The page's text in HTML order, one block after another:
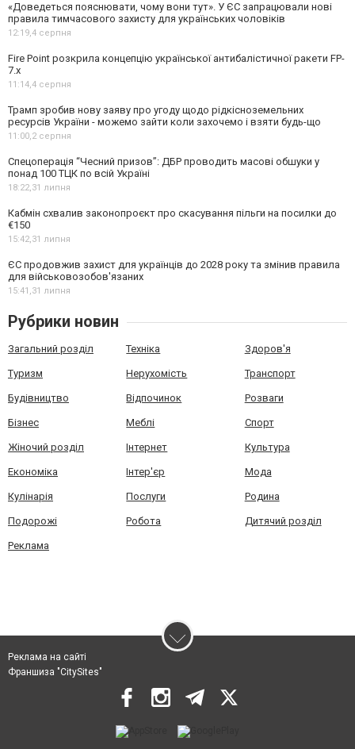
«Доведеться пояснювати, чому вони тут». У ЄС запрацювали нові
правила тимчасового захисту для українських чоловіків
12:19,4 серпня
Fire Point розкрила концепцію української антибалістичної ракети FP-
7.x
11:14,4 серпня
Трамп зробив нову заяву про угоду щодо рідкісноземельних
ресурсів України - можемо зайти коли захочемо і взяти будь-що
11:00,2 серпня
Спецоперація “Чесний призов”: ДБР проводить масові обшуки у
понад 100 ТЦК по всій Україні
18:22,31 липня
Кабмін схвалив законопроєкт про скасування пільги на посилки до
€150
15:42,31 липня
ЄС продовжив захист для українців до 2028 року та змінив правила
для військовозобов'язаних
15:41,31 липня
Рубрики новин
Загальний розділ Техніка Здоров'я
Туризм Нерухомість Транспорт
Будівництво Відпочинок Розваги
Бізнес Меблі Спорт
Жіночий розділ Інтернет Культура
Економіка Інтер'єр Мода
Кулінарія Послуги Родина
Подорожі Робота Дитячий розділ
Реклама
Реклама на сайті
Франшиза "CitySites"